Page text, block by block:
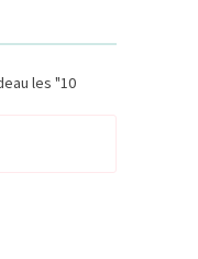
les "10